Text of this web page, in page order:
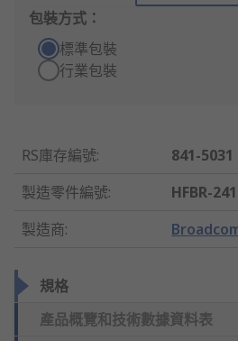
包裝方式：
標準包裝
行業包裝
RS庫存編號:
841-5031
製造零件編號:
HFBR-
製造商:
規格
產品概覽和技術數據資料表